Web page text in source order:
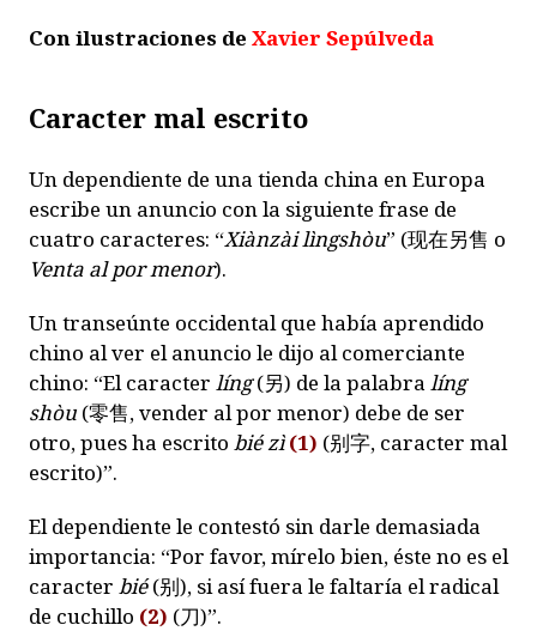
Con ilustraciones de Xavier Sepúlveda
Caracter mal escrito
Un dependiente de una tienda china en Europa
escribe un anuncio con la siguiente frase de
cuatro caracteres: “Xiànzài lìngshòu” (现在另售 o
Venta al por menor).
Un transeúnte occidental que había aprendido
chino al ver el anuncio le dijo al comerciante
chino: “El caracter líng(另) de la palabralíng
shòu (零售, vender al por menor) debe de ser
otro, pues ha escrito bié zì (1) (别字, caracter mal
escrito)”.
El dependiente le contestó sin darle demasiada
importancia: “Por favor, mírelo bien, éste no es el
caracter bié(别), si así fuera le faltaría el radical
de cuchillo (2) (刀)”.